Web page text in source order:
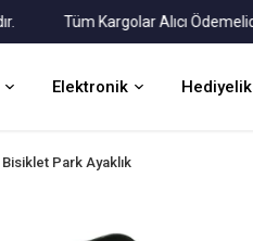
Tüm Kargolar Alıcı Ödemelidir!
Elektronik Hediyelik
Bisiklet Park Ayaklık